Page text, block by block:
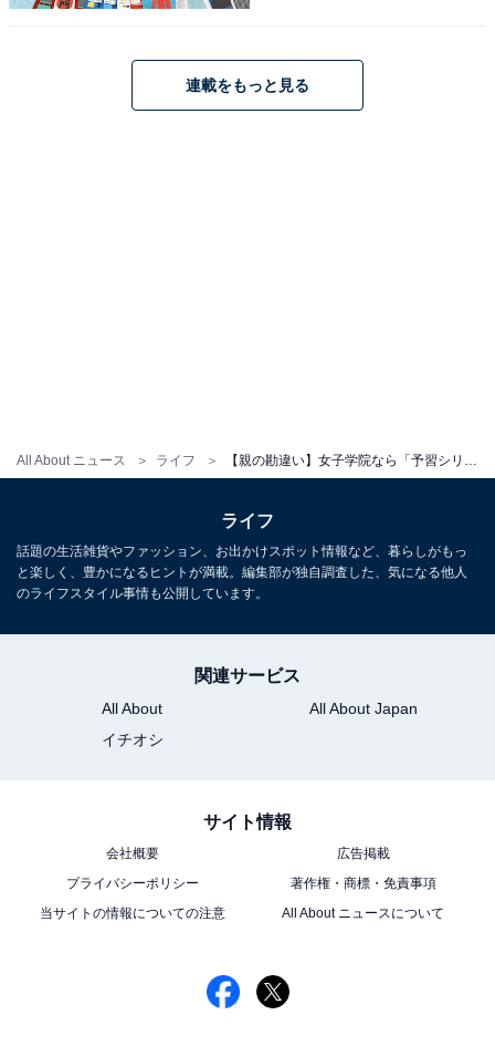
All About ニュース ライフ 【親の勘違い】女子学院なら「予習シリーズ」は不要？ プロが教える、志望校別・最強テキスト
連載をもっと見る
ライフ
話題の生活雑貨やファッション、お出かけスポット情報など、暮らしがもっ
と楽しく、豊かになるヒントが満載。編集部が独自調査した、気になる他人
のライフスタイル事情も公開しています。
関連サービス
All About
All About Japan
イチオシ
サイト情報
会社概要
広告掲載
プライバシーポリシー
著作権・商標・免責事項
当サイトの情報についての注意
All About ニュースについて